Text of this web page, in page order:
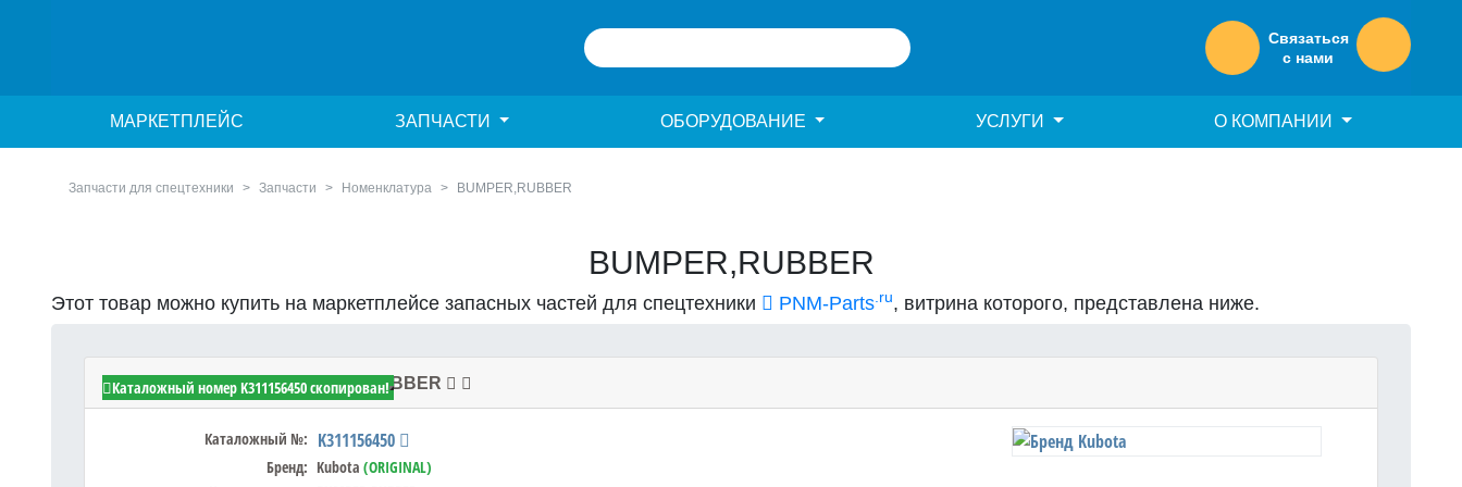
Связаться
с нами
МАРКЕТПЛЕЙС ЗАПЧАСТИ ОБОРУДОВАНИЕ УСЛУГИ О КОМПАНИИ
Запчасти для спецтехники Запчасти Номенклатура BUMPER,RUBBER
BUMPER,RUBBER
Этот товар можно купить на маркетплейсе запасных частей для спецтехники PNM-Parts.ru, витрина которого, представлена ниже.
Kubota K311156450 - BUMPER,RUBBER
Каталожный №: K311156450
Бренд: Kubota (ORIGINAL)
Каталожный номер K311156450 скопирован!